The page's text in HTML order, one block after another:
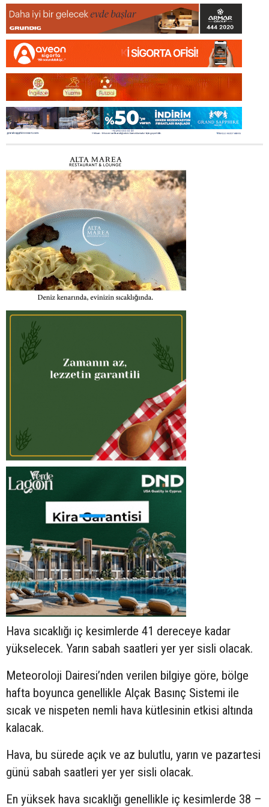
Hava sıcaklığı iç kesimlerde 41 dereceye kadar
yükselecek. Yarın sabah saatleri yer yer sisli olacak.
Meteoroloji Dairesi’nden verilen bilgiye göre, bölge
hafta boyunca genellikle Alçak Basınç Sistemi ile
sıcak ve nispeten nemli hava kütlesinin etkisi altında
kalacak.
Hava, bu sürede açık ve az bulutlu, yarın ve pazartesi
günü sabah saatleri yer yer sisli olacak.
En yüksek hava sıcaklığı genellikle iç kesimlerde 38 –